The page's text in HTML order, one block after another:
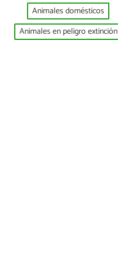
Animales domésticos
Animales en peligro extinción